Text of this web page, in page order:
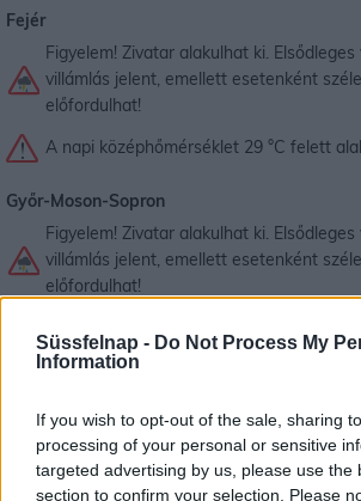
Süssfelnap - Do Not Process My
Information
If you wish to opt-out of the sale, sharing
processing of your personal or sensitive
targeted advertising by us, please use the
section to confirm your selection. Please
Fejér
Figyelem! Zivatar alakulhat ki.
villámlás jelent, emellett esetenként
előfordulhat!
A napi középhőmérséklet 29 °C felett
Győr-Moson-Sopron
Figyelem! Zivatar alakulhat ki.
villámlás jelent, emellett esetenként
előfordulhat!
A napi középhőmérséklet 29 °C felett
Jász-Nagykun-Szolnok